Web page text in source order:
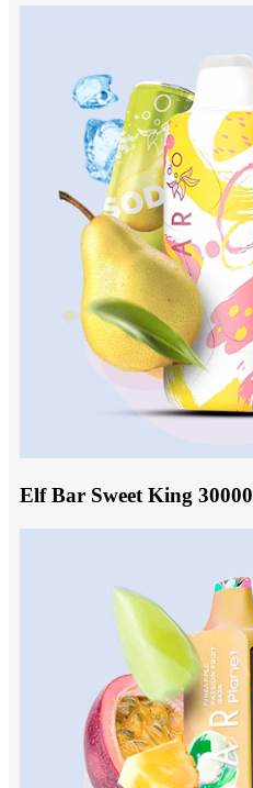
Elf Bar Sweet King 30000